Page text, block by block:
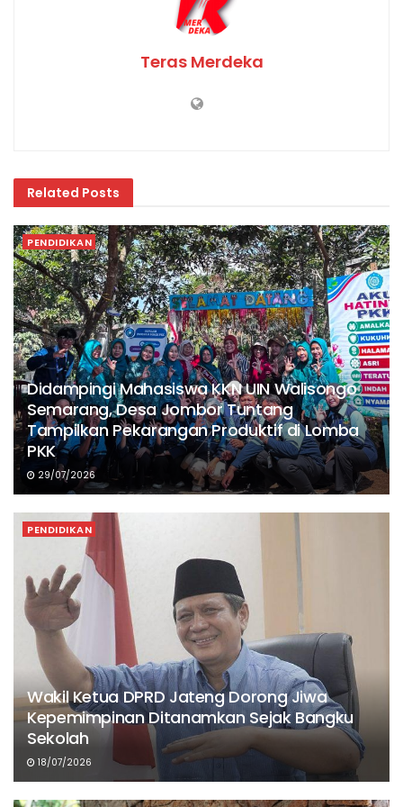
Teras Merdeka
Related Posts
PENDIDIKAN
Didampingi Mahasiswa KKN UIN Walisongo
Semarang, Desa Jombor Tuntang
Tampilkan Pekarangan Produktif di Lomba
PKK
29/07/2026
PENDIDIKAN
Wakil Ketua DPRD Jateng Dorong Jiwa
Kepemimpinan Ditanamkan Sejak Bangku
Sekolah
18/07/2026